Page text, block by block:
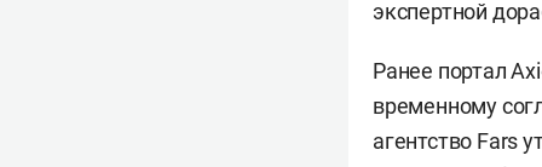
экспертной
Ранее портал
временному
агентство Fars